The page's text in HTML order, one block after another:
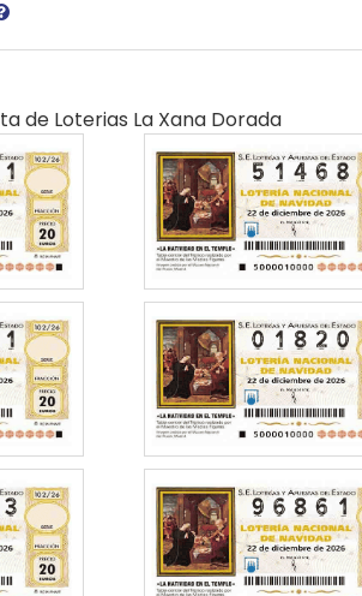
de Loterias La Xana Dorada